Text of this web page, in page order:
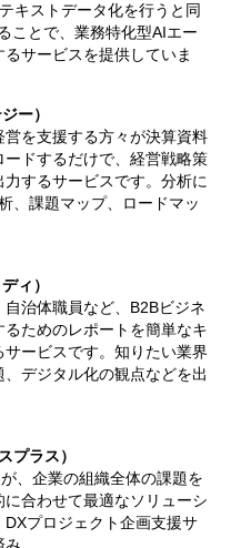
キストデータ化を行うと同
ことで、業務特化型AIエー
サービスを提供していま
ー）
を支援する方々が決算資料
ドするだけで、経営戦略策
するサービスです。分析に
、課題マップ、ロードマッ
ィ）
治体職員など、B2Bビジネ
ためのレポートを簡単なキ
ービスです。知りたい業界
デジタル化の観点などを出
プラス）
、企業の組織全体の課題を
合わせて最適なソリューシ
プロジェクト企画支援サ